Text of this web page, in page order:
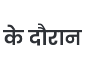
दौरान